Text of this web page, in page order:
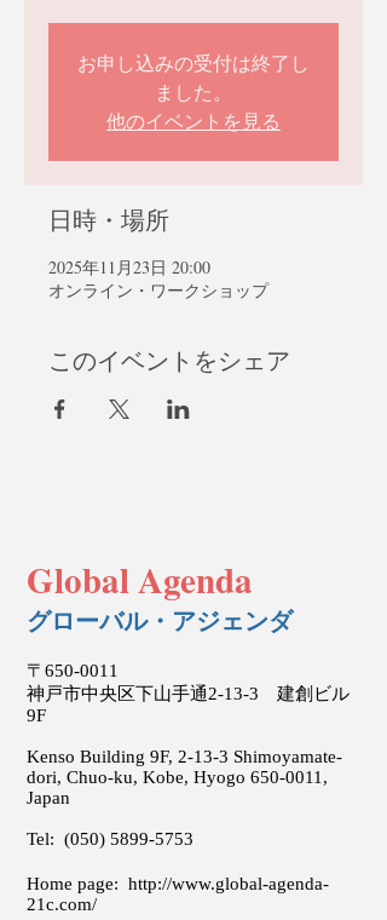
お申し込みの受付は終了し
ました。
他のイベントを見る
日時・場所
2025年11月23日 20:00
オンライン・ワークショップ
このイベントをシェア
Global Agenda
グローバル・アジェンダ
〒650-0011
神戸市中央区下山手通2-13-3 建創ビル
9F
Kenso Building 9F, 2-13-3 Shimoyamate-
dori, Chuo-ku, Kobe, Hyogo 650-0011 ,
Japan
Tel: (050) 5899-5753
Home page: http://www.global-agenda-
21c.com/